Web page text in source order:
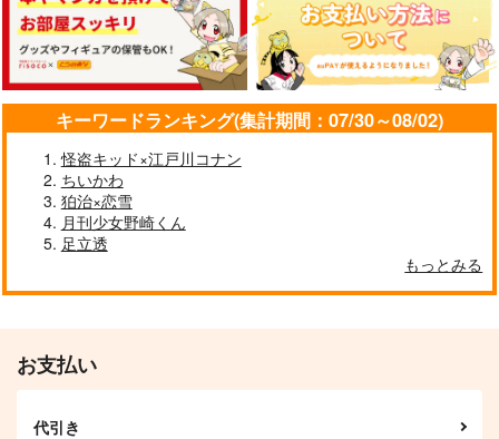
キーワードランキング(集計期間：07/30～08/02)
怪盗キッド×江戸川コナン
ちいかわ
狛治×恋雪
月刊少女野崎くん
足立透
もっとみる
お支払い
代引き